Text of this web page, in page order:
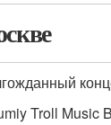
Troll Music